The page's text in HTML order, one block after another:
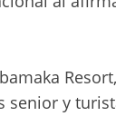
senior y